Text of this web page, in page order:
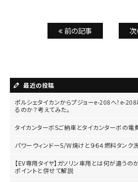
前の記事
最近の投稿
ポルシェタイカンからプジョーe-208へ！e-
るのか？考えてみた。
タイカンターボSご納車とタイカンターボの電
パワーウィンドーS/W焼けと９６４燃料タン
【EV専用タイヤ】ガソリン車用とは何が違うの
ポイントと併せて解説